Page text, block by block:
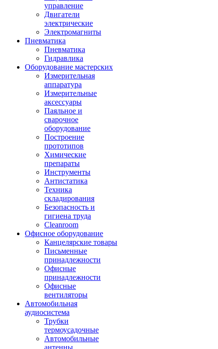
управление
Двигатели
электрические
Электромагниты
Пневматика
Пневматика
Гидравлика
Оборудование мастерских
Измерительная
аппаратура
Измерительные
аксессуары
Паяльное и
сварочное
оборудование
Построение
прототипов
Химические
препараты
Инструменты
Aнтистатика
Техника
складирования
Безопасность и
гигиена труда
Cleanroom
Офисное оборудование
Канцелярские товары
Письменные
принадлежности
Офисные
принадлежности
Офисные
вентиляторы
Автомобильная
аудиосистема
Трубки
термоусадочные
Автомобильные
антенны